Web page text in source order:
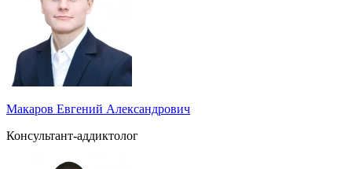
Макаров Евгений Александрович
Консультант-аддиктолог